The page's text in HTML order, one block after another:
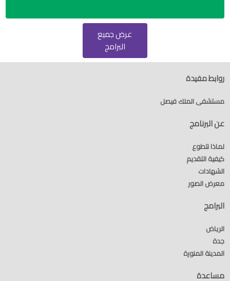
عرض جميع
البرامج
روابط مفيدة
مستشفى الملك فيصل
عن البرنامج
لماذا نتطوع
كيفية التقديم
الشهادات
معرض الصور
البرامج
الرياض
جدة
المدينة المنورة
مساعدة